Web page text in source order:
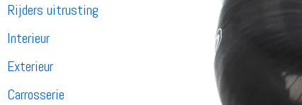
Rijders uitrusting
Interieur
Exterieur
Carrosserie